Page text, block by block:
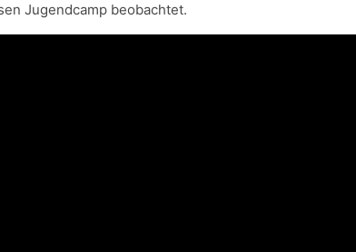
Jugendcamp beobachtet.